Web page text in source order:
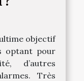
objectif
optant pour
d’autres
Très